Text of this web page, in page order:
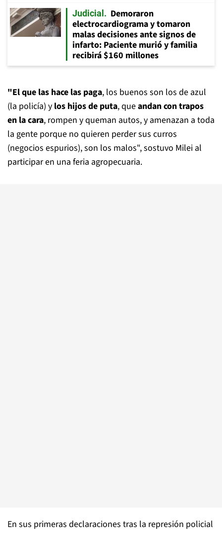
Judicial
Demoraron
electrocardiograma y tomaron
malas decisiones ante signos de
infarto: Paciente murió y familia
recibirá $160 millones
"El que las hace las paga, los buenos son los de azul
(la policía) y los hijos de puta, queandan con trapos
en la cara, rompen y queman autos, y amenazan a toda
la gente porque no quieren perder sus curros
(negocios espurios), son los malos", sostuvo Milei al
participar en una feria agropecuaria.
En sus primeras declaraciones tras la represión policial